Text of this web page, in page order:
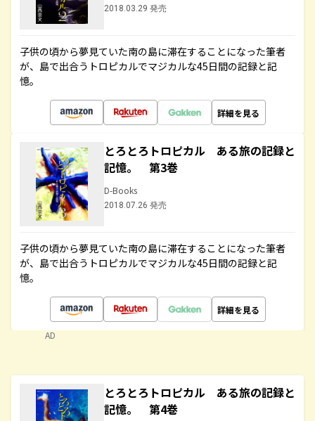
2018.03.29 発売
子供の頃から夢見ていた南の島に滞在することになった筆者
が、島で出合うトロピカルでマジカルな45日間の記録と記
憶。
詳細を見る
とろとろトロピカル ある旅の記録と
記憶。 第3巻
D-Books
2018.07.26 発売
子供の頃から夢見ていた南の島に滞在することになった筆者
が、島で出合うトロピカルでマジカルな45日間の記録と記
憶。
詳細を見る
AD
とろとろトロピカル ある旅の記録と
記憶。 第4巻